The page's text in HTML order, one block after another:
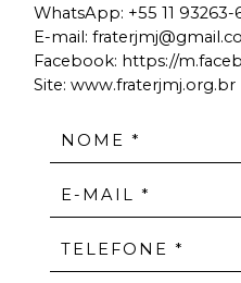
WhatsApp: +55 11 93263-
E-mail:
Facebook: https://
Site: www.fraterjmj.org.br